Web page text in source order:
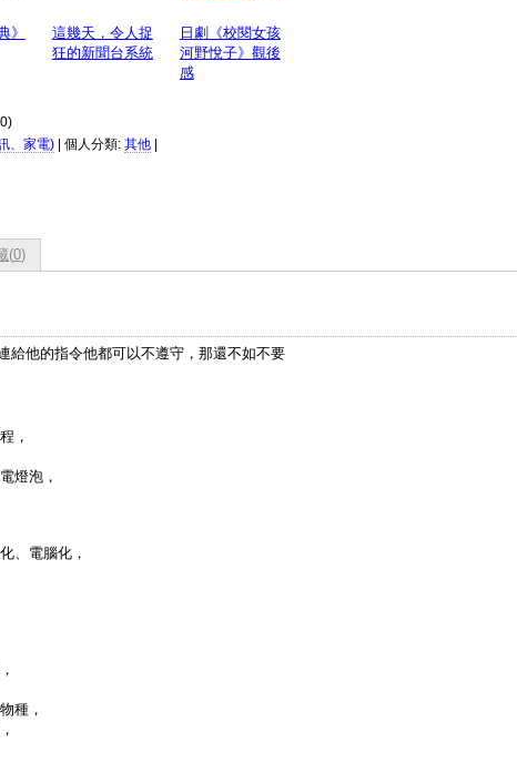
》
這幾天，令人捉
狂的新聞台系統
日劇《校閱女孩
河野悅子》觀後
感
0)
、家電)| 個人分類: 其他|
(0)
給他的指令他都可以不遵守，那還不如不要
，
燈泡，
、電腦化，
種，